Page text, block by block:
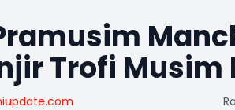
Trofi Musim